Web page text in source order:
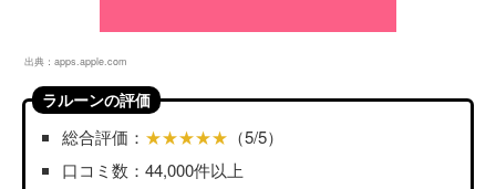
出典： apps.apple.com
ラルーンの評価
総合評価： ★★★★★ （5/5）
口コミ数：44,000件以上